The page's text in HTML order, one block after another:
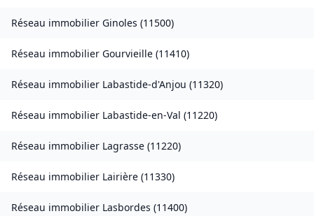
Réseau immobilier Ginoles (11500)
Réseau immobilier Gourvieille (11410)
Réseau immobilier Labastide-d'Anjou (11320)
Réseau immobilier Labastide-en-Val (11220)
Réseau immobilier Lagrasse (11220)
Réseau immobilier Lairière (11330)
Réseau immobilier Lasbordes (11400)